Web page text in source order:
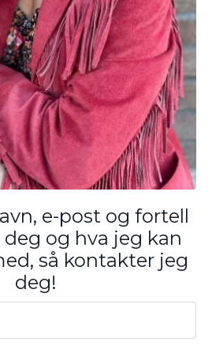
e-post og fortell
og hva jeg kan
så kontakter jeg
deg!